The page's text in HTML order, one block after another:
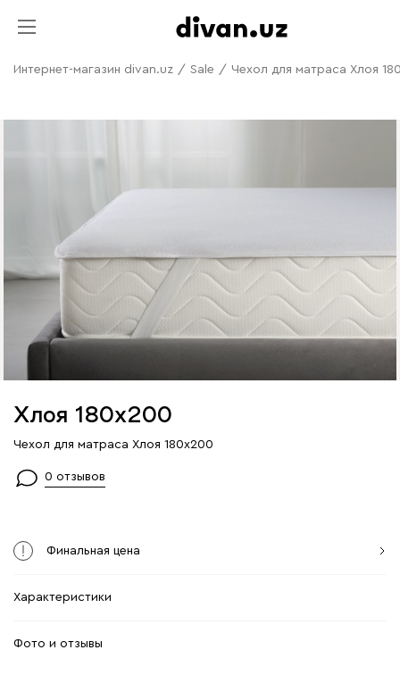
Интернет-магазин divan.uz / Sale / Чехол для матраса Хлоя
Хлоя 180x200
Чехол для матраса Хлоя 180x200
0 отзывов
Финальная цена
Характеристики
Фото и отзывы